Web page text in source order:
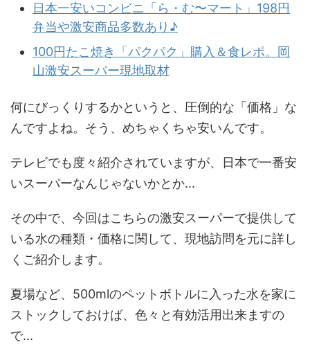
日本一安いコンビニ「ら・む〜マート」198円
弁当や激安商品多数あり♪
100円たこ焼き「パクパク」購入＆食レポ。岡
山激安スーパー現地取材
何にびっくりするかというと、圧倒的な「価格」な
んですよね。そう、めちゃくちゃ安いんです。
テレビでも度々紹介されていますが、日本で一番安
いスーパーなんじゃないかとか...
その中で、今回はこちらの激安スーパーで提供して
いる水の種類・価格に関して、現地訪問を元に詳し
くご紹介します。
夏場など、500mlのペットボトルに入った水を家に
ストックしておけば、色々と有効活用出来ますの
で...